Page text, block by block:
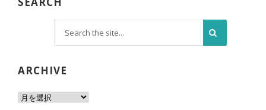
ARCHIVE